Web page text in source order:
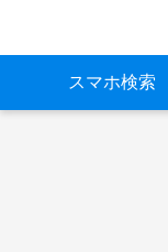
スマホ検索